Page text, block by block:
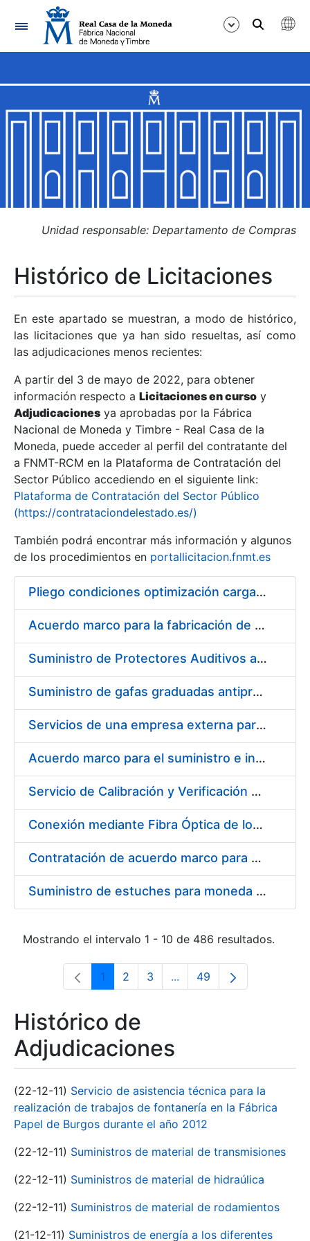
Navegación
Mostrar/Ocultar
Mostrar/Ocultar
Mostrar/Ocultar
Mostrar/Ocultar
Mostrar/Ocultar
Mostrar/Ocultar
Unidad responsable: Departamento de Compras
Histórico de Licitaciones
En este apartado se muestran, a modo de histórico,
las licitaciones que ya han sido resueltas, así como
las adjudicaciones menos recientes:
A partir del 3 de mayo de 2022, para obtener
información respecto a Licitaciones en curso y
Adjudicaciones ya aprobadas por la Fábrica
Nacional de Moneda y Timbre - Real Casa de la
Moneda, puede acceder al perfil del contratante del
a FNMT-RCM en la Plataforma de Contratación del
Sector Público accediendo en el siguiente link:
Plataforma de Contratación del Sector Público
(https://contrataciondelestado.es/)
También podrá encontrar más información y algunos
de los procedimientos en portallicitacion.fnmt.es
Pliego condiciones optimización cargas compras firmado
Acuerdo marco para la fabricación de piezas
Suministro de Protectores Auditivos a medida para las personas trabajadoras de los Centros de Trabajo de Madrid y Burgos
Suministro de gafas graduadas antiproyecciones para los trabajadores de la FNMT-RCM en los centros de trabajo de Madrid y Burgos
Servicios de una empresa externa para el asesoramiento y resolución de los recursos de alzada que se presentan relacionados con procesos de selección para la FNMT-RCM
Acuerdo marco para el suministro e instalación de persianas, estores y otros complementos
Servicio de Calibración y Verificación Externa de los Equipos de Medición del Servicio de Prevención de la FNMT-RCM
Conexión mediante Fibra Óptica de los Centros de Proceso de Datos (CPDs) de las sedes de la FNMT-RCM de Burgos y Madrid
Contratación de acuerdo marco para el Suministro de Material de Electricidad para la Fábrica Nacional de Moneda y Timbre-Real Casa de la Moneda en su centro de trabajo de Burgos
Suministro de estuches para moneda de 30 €
Mostrando el intervalo 1 - 10 de 486 resultados.
Página
1 Página
2 Página
3 ...Páginas intermedias Use
Página
49
Histórico de
Adjudicaciones
(22-12-11) Servicio de asistencia técnica para la
realización de trabajos de fontanería en la Fábrica
Papel de Burgos durante el año 2012
(22-12-11) Suministros de material de transmisiones
(22-12-11) Suministros de material de hidraúlica
(22-12-11) Suministros de material de rodamientos
(21-12-11) Suministros de energía a los diferentes